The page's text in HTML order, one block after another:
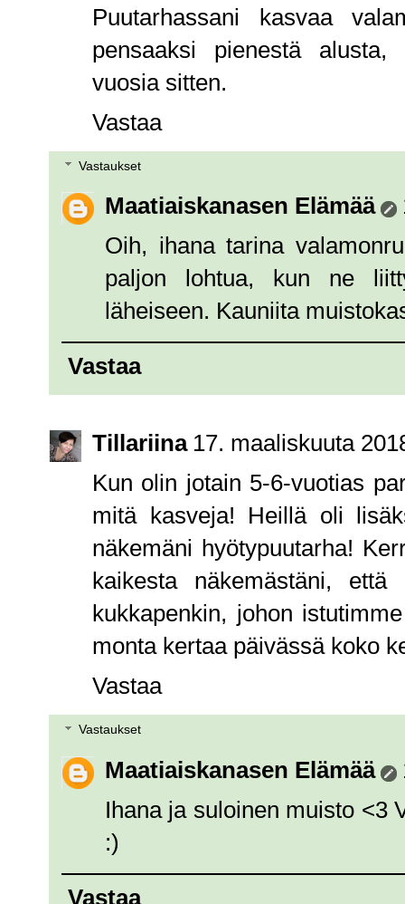
Puutarhassani kasvaa
pensaaksi pienestä
vuosia sitten.
Vastaa
Vastaukset
Maatiaiskanasen Elämää
Oih, ihana tarina
paljon lohtua, kun ne
läheiseen. Kauniita
Vastaa
Tillariina 17. maaliskuuta
Kun olin jotain 5-6-vuotias
mitä kasveja! Heillä oli
näkemäni hyötypuutarha!
kaikesta näkemästäni,
kukkapenkin, johon
monta kertaa päivässä koko
Vastaa
Vastaukset
Maatiaiskanasen Elämää
Ihana ja suloinen muisto <3
:)
Vastaa